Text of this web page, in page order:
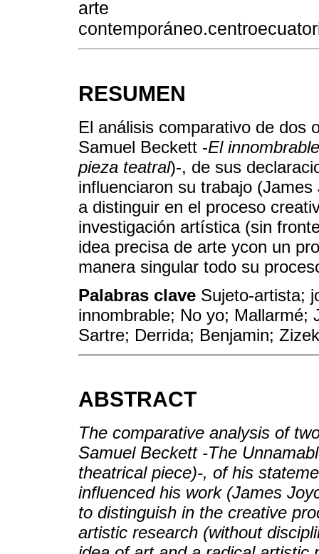
arte
RESUMEN
El análisis comparativo de dos
Samuel Beckett -El innombrable
pieza teatral)-, de sus
influenciaron su trabajo
a distinguir en el proceso
investigación artística (sin
idea precisa de arte ycon un
manera singular todo su
Palabras clave Sujeto-artista;
innombrable; No yo; Mallarmé;
Sartre; Derrida; Benjamin;
ABSTRACT
The comparative analysis of
Samuel Beckett -The
theatrical piece)-, of his
influenced his work (James
to distinguish in the creative
artistic research (without